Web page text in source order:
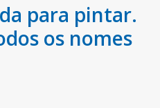
para pintar.
os nomes